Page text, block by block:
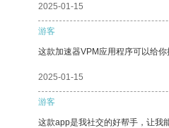
2025-01-15
游客
这款加速器VPM应用程序可以给你
2025-01-15
游客
这款app是我社交的好帮手，让我